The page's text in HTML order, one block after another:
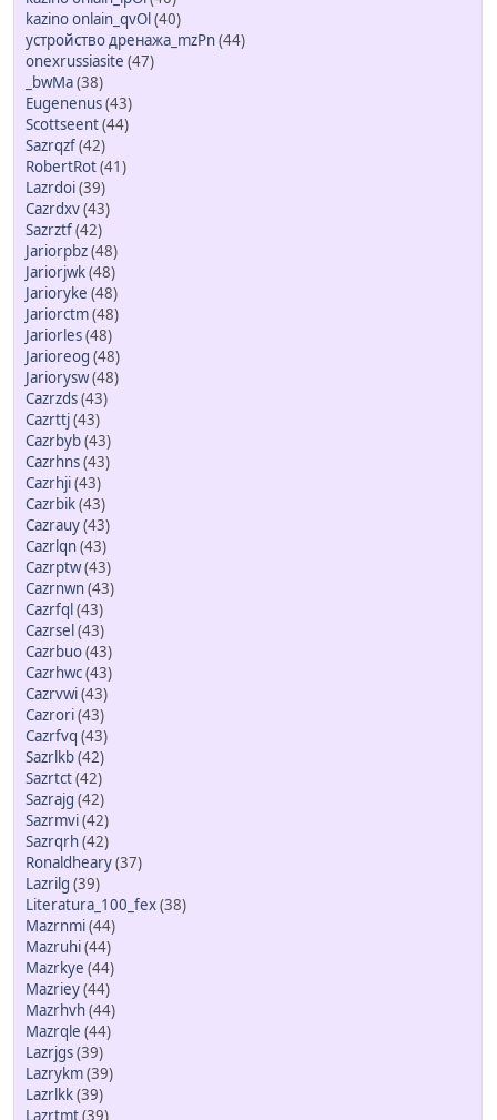
kazino onlain_qvOl(40)
устройство дренажа_mzPn(44)
onexrussiasite (47)
_bwMa(38)
Eugenenus(43)
Scottseent(44)
Sazrqzf(42)
RobertRot(41)
Lazrdoi(39)
Cazrdxv(43)
Sazrztf(42)
Jariorpbz(48)
Jariorjwk(48)
Jarioryke (48)
Jariorctm(48)
Jariorles(48)
Jarioreog (48)
Jariorysw(48)
Cazrzds(43)
Cazrttj(43)
Cazrbyb(43)
Cazrhns(43)
Cazrhji(43)
Cazrbik(43)
Cazrauy(43)
Cazrlqn(43)
Cazrptw(43)
Cazrnwn(43)
Cazrfql(43)
Cazrsel(43)
Cazrbuo(43)
Cazrhwc(43)
Cazrvwi(43)
Cazrori(43)
Cazrfvq (43)
Sazrlkb(42)
Sazrtct(42)
Sazrajg (42)
Sazrmvi(42)
Sazrqrh(42)
Ronaldheary(37)
Lazrilg (39)
Literatura_100_fex(38)
Mazrnmi(44)
Mazruhi(44)
Mazrkye (44)
Mazriey(44)
Mazrhvh(44)
Mazrqle (44)
Lazrjgs(39)
Lazrykm(39)
Lazrlkk(39)
Lazrtmt(39)